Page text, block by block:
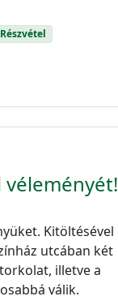
véleményét!
Kitöltésével
utcában két
illetve a
válik.